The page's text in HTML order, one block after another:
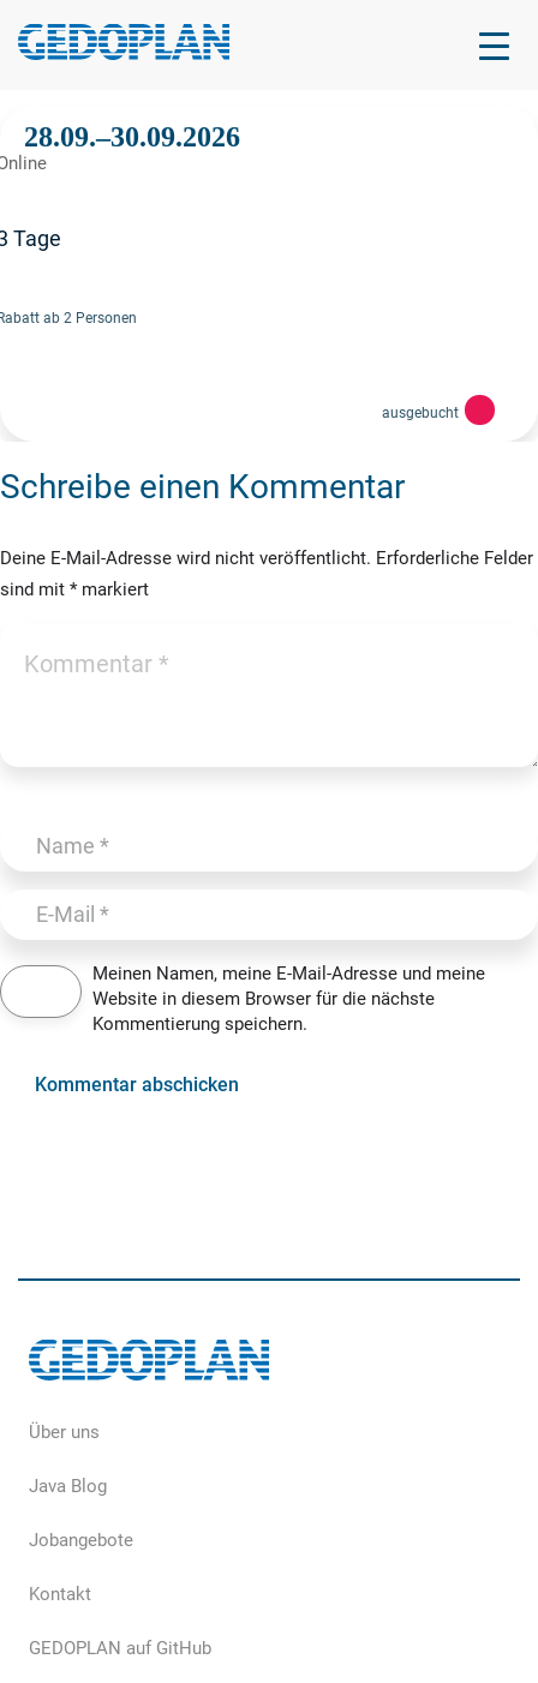
28.09.–30.09.2026
28.09.–30.09.2026
Tage
ab 2 Personen
ausgebucht
Schreibe einen Kommentar
Deine E-Mail-Adresse wird nicht veröffentlicht. Erforderliche Felder
sind mit *markiert
Meinen Namen, meine E-Mail-Adresse und meine
Website in diesem Browser für die nächste
Kommentierung speichern.
Kommentar abschicken
Über uns
Java Blog
Jobangebote
Kontakt
GEDOPLAN auf GitHub